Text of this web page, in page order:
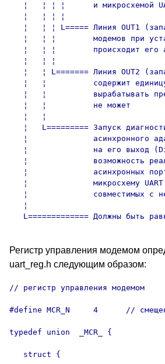
¦   ¦ ¦ ¦      и микросхемой
   ¦   ¦ ¦ ¦
¦   ¦ ¦ L===== Линия OUT1
¦   ¦ ¦        модемов при
¦   ¦ ¦        происходит его
   ¦   ¦ ¦
¦   ¦ L======= Линия OUT2
¦   ¦          содержит
¦   ¦          вырабатывать
   ¦   ¦          не может
   ¦   ¦
¦   L========= Запуск
¦              асинхронного
¦              на его выход
¦              возможность
¦              асинхронных
¦              микросхему
¦              совместимых с
   ¦
Регистр управления модемом
uart_reg.h следующим образом:
// регистр управления модемом
#define MCR_N     4      //
typedef union  _MCR_ {
   struct {